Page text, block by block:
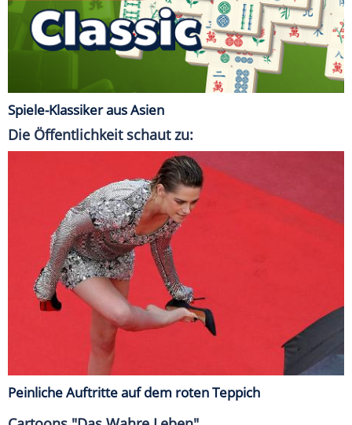
Spiele-Klassiker aus Asien
Die Öffentlichkeit schaut zu:
Peinliche Auftritte auf dem roten Teppich